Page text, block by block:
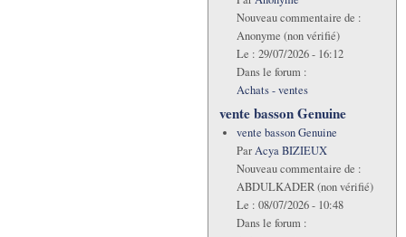
Nouveau commentaire de :
Anonyme (non vérifié)
Le : 29/07/2026 - 16:12
Dans le forum :
Achats - ventes
vente basson Genuine
vente basson Genuine
ParAcya BIZIEUX
Nouveau commentaire de :
ABDULKADER (non vérifié)
Le : 08/07/2026 - 10:48
Dans le forum :